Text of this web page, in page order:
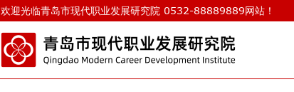
欢迎光临青岛市现代职业发展研究院 0532-88889889网站！